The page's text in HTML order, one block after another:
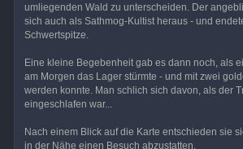
umliegenden Wald zu unterscheiden. Der
sich auch als Sathmog-Kultist heraus - und
Schwertspitze.
Eine kleine Begebenheit gab es dann noch, als
am Morgen das Lager stürmte - und mit zwei
werden konnte. Man schlich sich davon, als der
eingeschlafen war...
Nach einem Blick auf die Karte entschieden sie
in der Nähe einen Besuch abzustatten.